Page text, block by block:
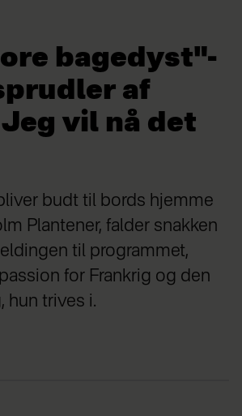
bagedyst"-
af
vil nå det
budt til bords hjemme
Plantener, falder snakken
til programmet,
for Frankrig og den
hun trives i.